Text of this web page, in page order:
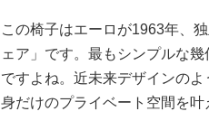
この椅子はエーロが1963年、
ェア」です。最もシンプルな
ですよね。近未来デザインの
身だけのプライベート空間を叶